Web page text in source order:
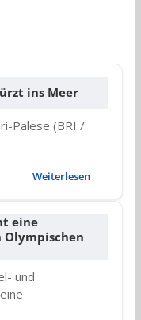
ins Meer
Palese (BRI /
Weiterlesen
eine
Olympischen
und